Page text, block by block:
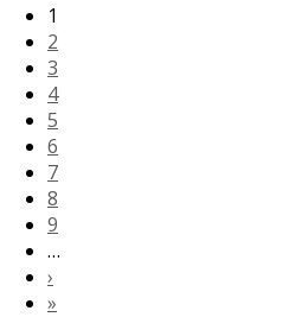
1
2
3
4
5
6
7
8
9
…
›
»